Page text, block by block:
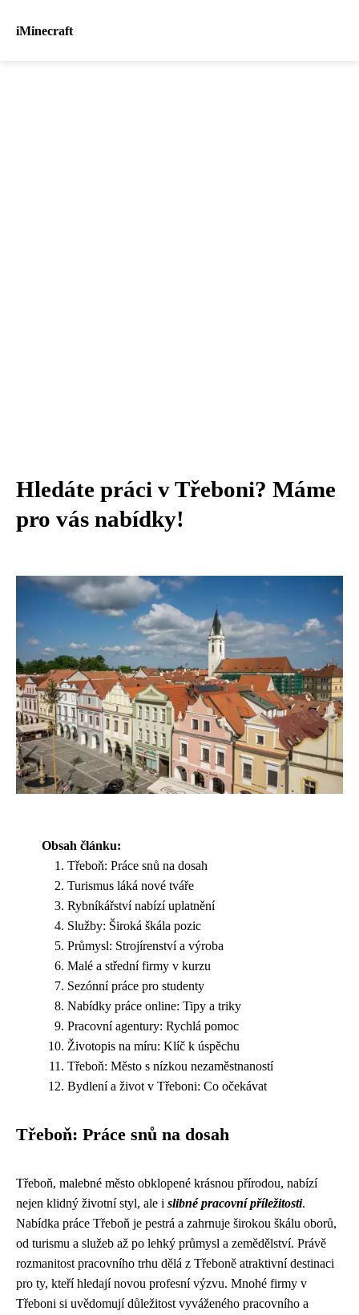
iMinecraft
Hledáte práci v Třeboni? Máme
pro vás nabídky!
Obsah článku:
Třeboň: Práce snů na dosah
Turismus láká nové tváře
Rybníkářství nabízí uplatnění
Služby: Široká škála pozic
Průmysl: Strojírenství a výroba
Malé a střední firmy v kurzu
Sezónní práce pro studenty
Nabídky práce online: Tipy a triky
Pracovní agentury: Rychlá pomoc
Životopis na míru: Klíč k úspěchu
Třeboň: Město s nízkou nezaměstnaností
Bydlení a život v Třeboni: Co očekávat
Třeboň: Práce snů na dosah
Třeboň, malebné město obklopené krásnou přírodou, nabízí
nejen klidný životní styl, ale i slibné pracovní příležitosti.
Nabídka práce Třeboň je pestrá a zahrnuje širokou škálu oborů,
od turismu a služeb až po lehký průmysl a zemědělství. Právě
rozmanitost pracovního trhu dělá z Třeboně atraktivní destinaci
pro ty, kteří hledají novou profesní výzvu. Mnohé firmy v
Třeboni si uvědomují důležitost vyváženého pracovního a